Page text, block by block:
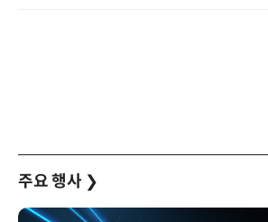
주요 행사 ❯